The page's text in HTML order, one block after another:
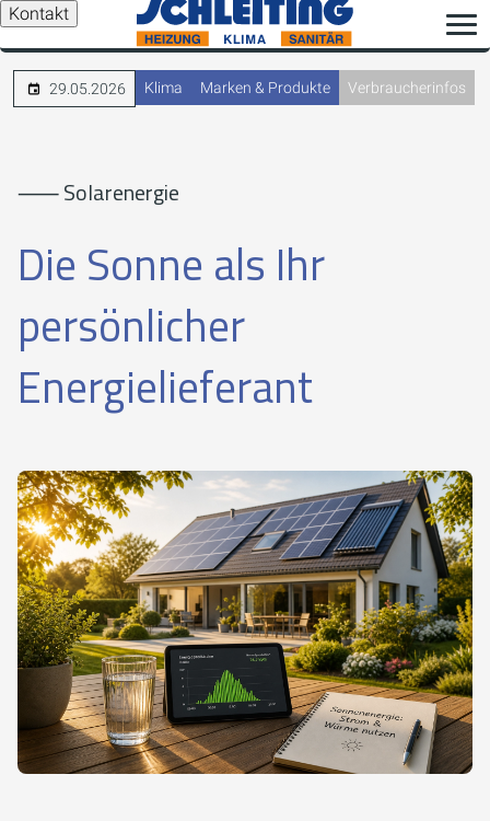
Kontakt
29.05.2026 Klima Marken & Produkte Verbraucherinfos
⸺ Solarenergie
Die Sonne als Ihr
persönlicher
Energielieferant